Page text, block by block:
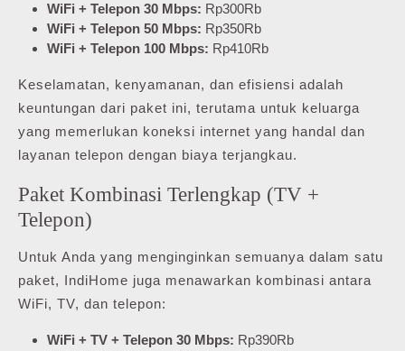
WiFi + Telepon 30 Mbps: Rp300Rb
WiFi + Telepon 50 Mbps: Rp350Rb
WiFi + Telepon 100 Mbps: Rp410Rb
Keselamatan, kenyamanan, dan efisiensi adalah
keuntungan dari paket ini, terutama untuk keluarga
yang memerlukan koneksi internet yang handal dan
layanan telepon dengan biaya terjangkau.
Paket Kombinasi Terlengkap (TV +
Telepon)
Untuk Anda yang menginginkan semuanya dalam satu
paket, IndiHome juga menawarkan kombinasi antara
WiFi, TV, dan telepon:
WiFi + TV + Telepon 30 Mbps: Rp390Rb